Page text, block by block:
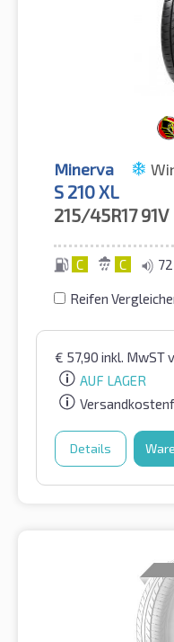
Minerva
S 210 XL
215/45R17 91V
C C
Reifen
€ 57,90 inkl. MwST
AUF LAGER
Details